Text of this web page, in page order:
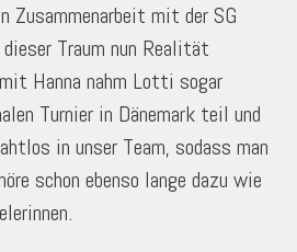
Zusammenarbeit mit der SG
Traum nun Realität
Hanna nahm Lotti sogar
Turnier in Dänemark teil und
in unser Team, sodass man
schon ebenso lange dazu wie